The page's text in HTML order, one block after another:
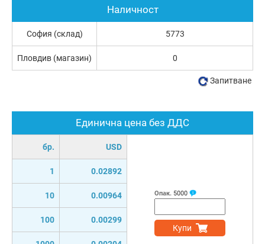
Единична цена без ДДС
бр. USD
1 0.02892
10 0.00964
100 0.00299
Опак. 5000
Купи
Наличност
София (склад) 5773
Пловдив (магазин) 0
Запитване